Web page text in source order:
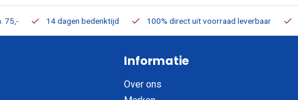
75,- 14 dagen bedenktijd 100% direct uit voorraad leverbaar
Informatie
Over ons